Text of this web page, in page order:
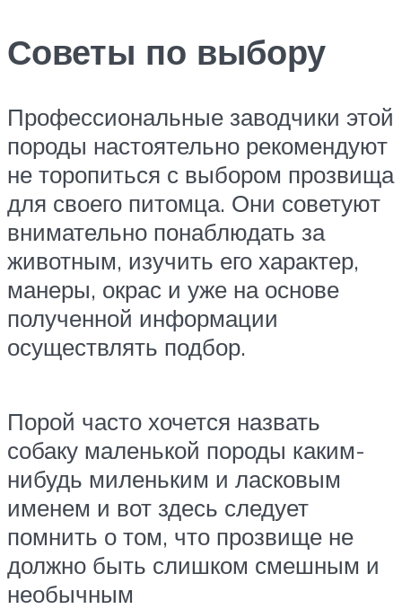
Советы по выбору
Профессиональные заводчики этой
породы настоятельно рекомендуют
не торопиться с выбором прозвища
для своего питомца. Они советуют
внимательно понаблюдать за
животным, изучить его характер,
манеры, окрас и уже на основе
полученной информации
осуществлять подбор.
Порой часто хочется назвать
собаку маленькой породы каким-
нибудь миленьким и ласковым
именем и вот здесь следует
помнить о том, что прозвище не
должно быть слишком смешным и
необычным